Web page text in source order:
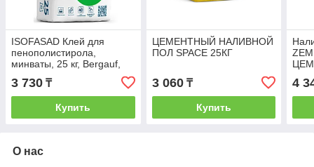
ISOFASAD Клей для
пенополистирола,
минваты, 25 кг, Bergauf,
3 730 ₸
Купить
ЦЕМЕНТНЫЙ НАЛИВНОЙ
ПОЛ SPACE 25КГ
3 060₸
Купить
4
О нас